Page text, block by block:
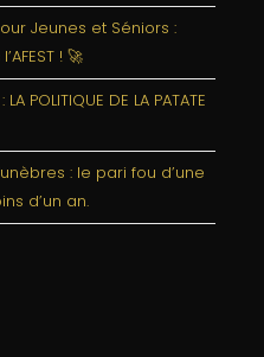
Jeunes et Séniors :
! 🚀
POLITIQUE DE LA PATATE
: le pari fou d’une
d’un an.